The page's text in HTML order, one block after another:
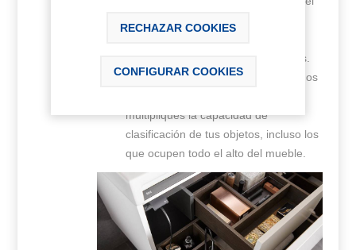
importantes para nuestros cuidados.
Elegir un mueble con cajones internos
multipliques la capacidad de
clasificación de tus objetos, incluso los
que ocupen todo el alto del mueble.
RECHAZAR COOKIES
CONFIGURAR COOKIES